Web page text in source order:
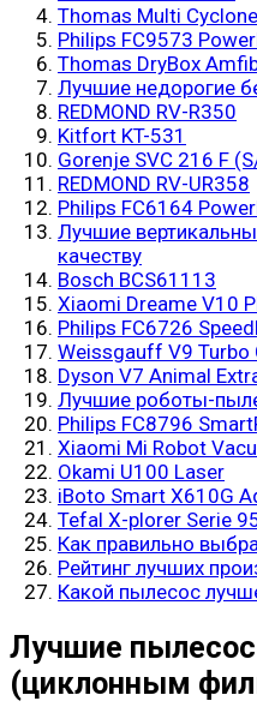
Thomas Multi
Philips FC9573
Thomas DryBox
Лучшие недорогие
REDMOND RV-R350
Kitfort KT-531
Gorenje SVC 216 F
REDMOND RV-UR358
Philips FC6164
Лучшие
качеству
Bosch BCS61113
Xiaomi Dreame V10
Philips FC6726
Weissgauff V9 Turbo
Dyson V7 Animal
Лучшие роботы-
Philips FC8796
Xiaomi Mi Robot
Okami U100 Laser
iBoto Smart X610G
Tefal X-plorer Serie
Как правильно
Рейтинг лучших
Какой пылесос
Лучшие
(циклонным